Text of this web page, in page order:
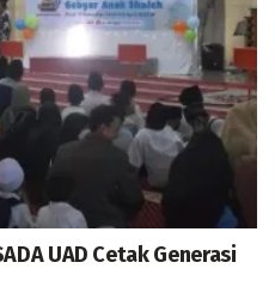
UAD Cetak Generasi